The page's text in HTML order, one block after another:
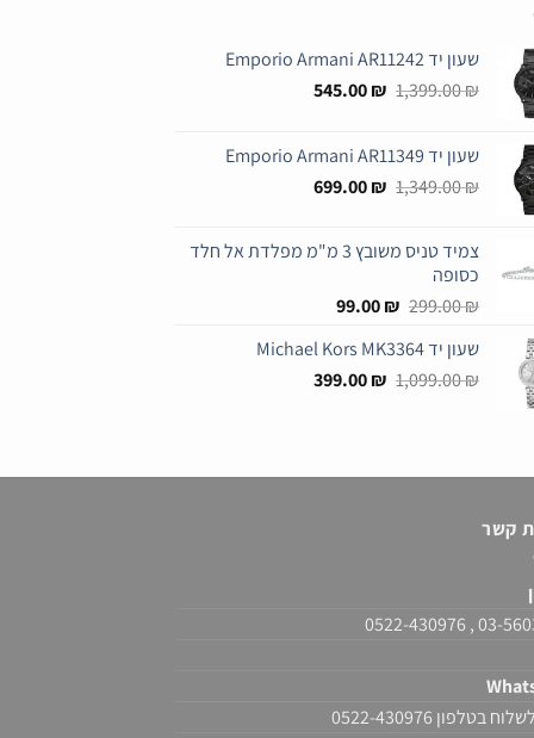
שעון יד Emporio Armani AR11242
1,399.00₪
המחיר
1,399.00 ₪.
545.00₪
המחיר
545.00 ₪.
שעון יד Emporio Armani AR11349
1,349.00₪
המחיר
1,349.00 ₪.
699.00₪
המחיר
699.00 ₪.
צמיד טניס משובץ 3 מ"מ מפלדת אל חלד
כסופה
299.00₪
המחיר
היה:
299.00 ₪.
99.00₪
המחיר
הוא:
99.00 ₪.
שעון יד Michael Kors MK3364
1,099.00₪
המחיר
399.00₪
המחיר
קשר
03-5603916 ,
בטלפון 0522-430976